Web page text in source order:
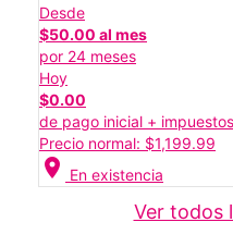
Desde
$50.00 al mes
por 24 meses
Hoy
$0.00
de pago inicial + impuestos
Precio normal: $1,199.99
location_on En existencia
Ver todos